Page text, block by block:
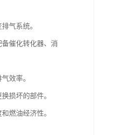
气系统。
催化转化器、消
效率。
损坏的部件。
燃油经济性。